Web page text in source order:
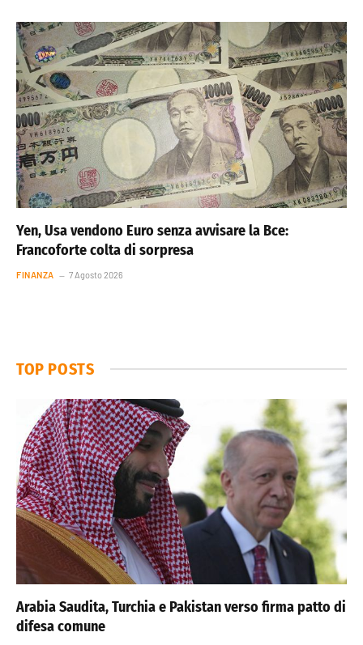
Yen, Usa vendono Euro senza avvisare la Bce:
Francoforte colta di sorpresa
FINANZA 7 Agosto 2026
TOP POSTS
Arabia Saudita, Turchia e Pakistan verso firma patto di
difesa comune